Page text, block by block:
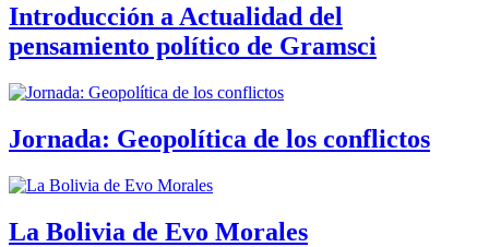
Introducción a Actualidad del
pensamiento político de Gramsci
Jornada: Geopolítica de los conflictos
La Bolivia de Evo Morales